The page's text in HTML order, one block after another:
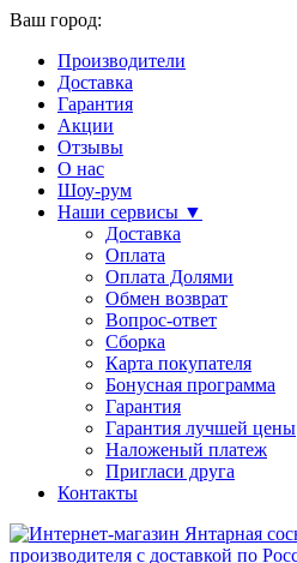
Ваш город:
Производители
Доставка
Гарантия
Акции
Отзывы
О нас
Шоу-рум
Наши сервисы ▼
Доставка
Оплата
Оплата Долями
Обмен возврат
Вопрос-ответ
Сборка
Карта покупателя
Бонусная программа
Гарантия
Гарантия лучшей цены
Наложеный платеж
Пригласи друга
Контакты